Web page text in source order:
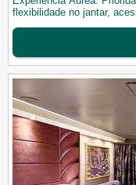
flexibilidade no jantar,